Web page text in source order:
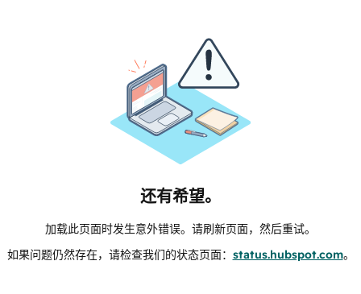
还有希望。
加载此页面时发生意外错误。请刷新页面，然后重试。
如果问题仍然存在，请检查我们的状态页面： status.hubspot.com。